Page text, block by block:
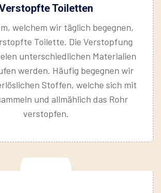
Toiletten
welchem wir täglich begegnen,
Toilette. Die Verstopfung
unterschiedlichen Materialien
werden. Häufig begegnen wir
Stoffen, welche sich mit
und allmählich das Rohr
verstopfen.